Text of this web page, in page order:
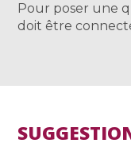
Pour poser une
doit être